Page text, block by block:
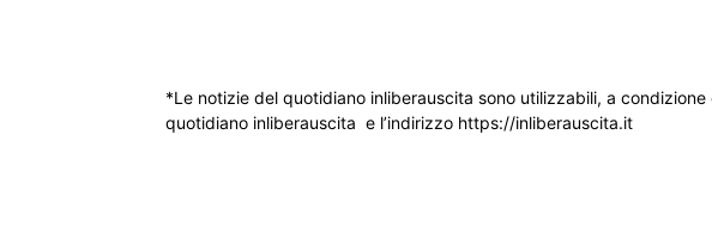
*Le notizie del quotidiano inliberauscita sono utilizzabili, a
quotidiano inliberauscita e l’indirizzo https://inliberauscita.it